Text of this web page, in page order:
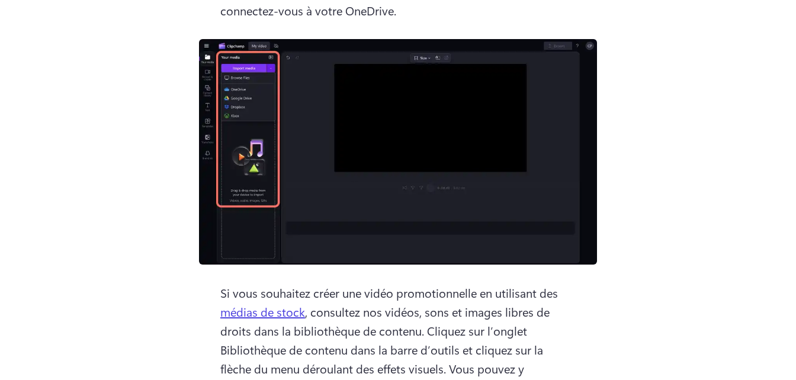
connectez-vous à votre OneDrive.
Si vous souhaitez créer une vidéo promotionnelle en utilisant des
médias de stock, consultez nos vidéos, sons et images libres de
droits dans la bibliothèque de contenu. Cliquez sur l’onglet
Bibliothèque de contenu dans la barre d’outils et cliquez sur la
flèche du menu déroulant des effets visuels. Vous pouvez y